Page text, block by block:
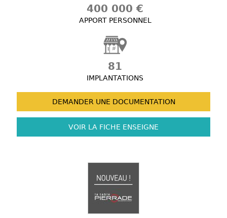
400 000 €
APPORT PERSONNEL
81
IMPLANTATIONS
DEMANDER UNE DOCUMENTATION
VOIR LA FICHE ENSEIGNE